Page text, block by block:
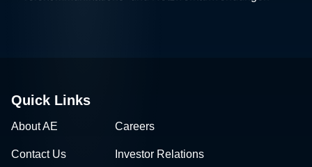
Quick Links
About AE Careers
Contact Us Investor Relations